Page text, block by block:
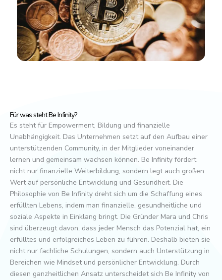
Für was steht Be Infinity?
Es steht für Empowerment, Bildung und finanzielle
Unabhängigkeit. Das Unternehmen setzt auf den Aufbau einer
unterstützenden Community, in der Mitglieder voneinander
lernen und gemeinsam wachsen können. Be Infinity fördert
nicht nur finanzielle Weiterbildung, sondern legt auch großen
Wert auf persönliche Entwicklung und Gesundheit. Die
Philosophie von Be Infinity dreht sich um die Schaffung eines
erfüllten Lebens, indem man finanzielle, gesundheitliche und
soziale Aspekte in Einklang bringt. Die Gründer Mara und Chris
sind überzeugt davon, dass jeder Mensch das Potenzial hat, ein
erfülltes und erfolgreiches Leben zu führen. Deshalb bieten sie
nicht nur fachliche Schulungen, sondern auch Unterstützung in
Bereichen wie Mindset und persönlicher Entwicklung. Durch
diesen ganzheitlichen Ansatz unterscheidet sich Be Infinity von